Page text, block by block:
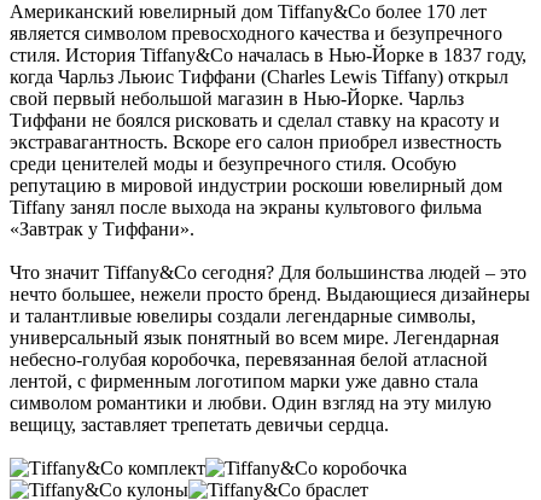
Американский ювелирный дом Tiffany&Co более 170 лет
является символом превосходного качества и безупречного
стиля. История Tiffany&Co началась в Нью-Йорке в 1837 году,
когда Чарльз Льюис Тиффани (Charles Lewis Tiffany) открыл
свой первый небольшой магазин в Нью-Йорке. Чарльз
Тиффани не боялся рисковать и сделал ставку на красоту и
экстравагантность. Вскоре его салон приобрел известность
среди ценителей моды и безупречного стиля. Особую
репутацию в мировой индустрии роскоши ювелирный дом
Tiffany занял после выхода на экраны культового фильма
«Завтрак у Тиффани».
Что значит Tiffany&Co сегодня? Для большинства людей – это
нечто большее, нежели просто бренд. Выдающиеся дизайнеры
и талантливые ювелиры создали легендарные символы,
универсальный язык понятный во всем мире. Легендарная
небесно-голубая коробочка, перевязанная белой атласной
лентой, с фирменным логотипом марки уже давно стала
символом романтики и любви. Один взгляд на эту милую
вещицу, заставляет трепетать девичьи сердца.